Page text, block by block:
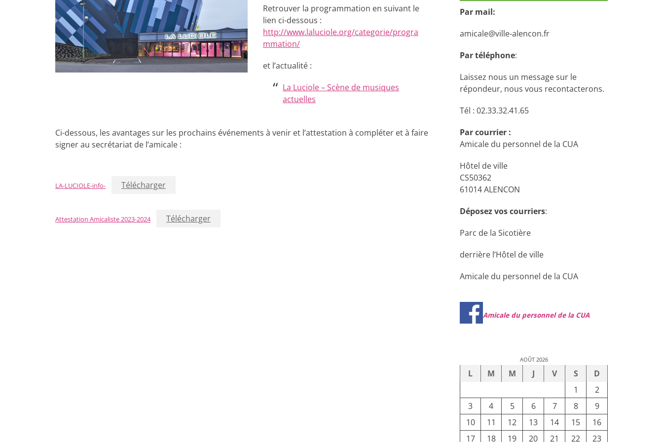
Retrouver la programmation en suivant le
lien ci-dessous :
http://www.laluciole.org/categorie/progra
mmation/
et l’actualité :
La Luciole – Scène de musiques
actuelles
Ci-dessous, les avantages sur les prochains événements à venir et l’attestation à compléter et à faire
signer au secrétariat de l’amicale :
LA-LUCIOLE-info- Télécharger
Attestation Amicaliste 2023-2024 Télécharger
Par mail:
amicale@ville-alencon.fr
Par téléphone:
Laissez nous un message sur le
répondeur, nous vous recontacterons.
Tél : 02.33.32.41.65
Par courrier :
Amicale du personnel de la CUA
Hôtel de ville
CS50362
61014 ALENCON
Déposez vos courriers:
Parc de la Sicotière
derrière l’Hôtel de ville
Amicale du personnel de la CUA
Amicale du personnel de la CUA
AOÛT 2026
L M M J V S
D
1
2
3
4 5 6 7 8
9
10
11 12 13 14 15
16
17
18 19 20 21 22 23